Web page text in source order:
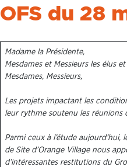
OFS du 28
Madame la Présidente,
Mesdames et Messieurs les élus
Mesdames, Messieurs,
Les projets impactant les
leur rythme soutenu les réunions
Parmi ceux à l’étude
de Site d’Orange Village nous
d’intéressantes restitutions du